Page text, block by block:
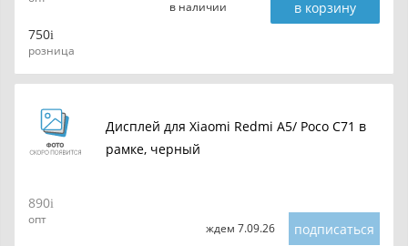
750
розница
в наличии в корзину
Дисплей для Xiaomi Redmi A5/ Poco C71 в
рамке, черный
890
опт
ждем 7.09.26 подписаться